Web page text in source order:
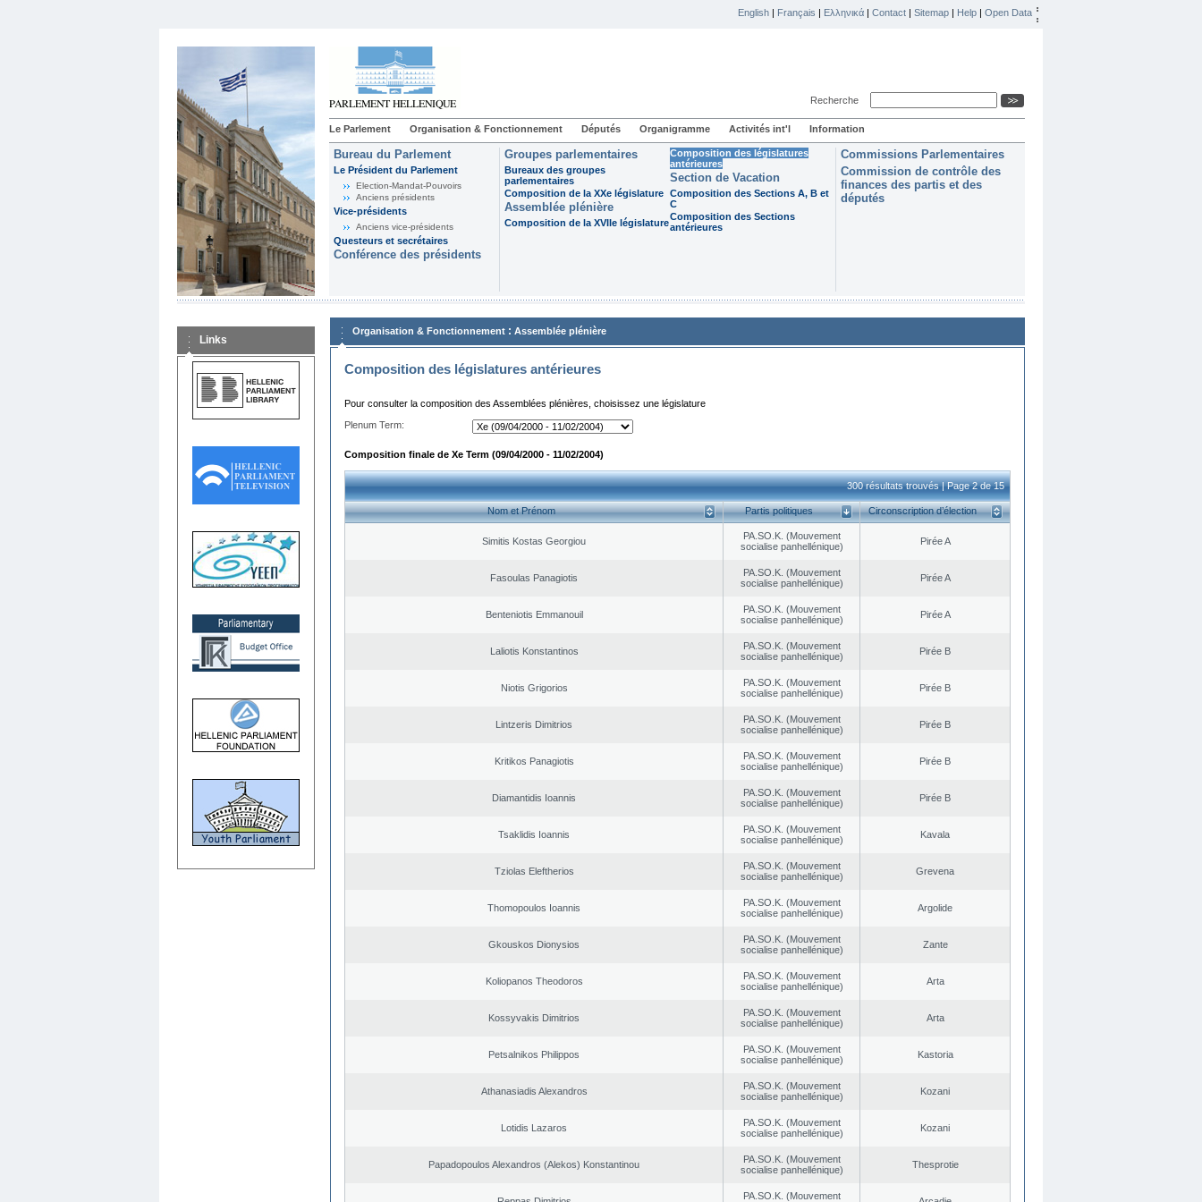
English | Français | Ελληνικά | Contact | Sitemap | Help | Open Data
Recherche
Le Parlement Organisation & Fonctionnement Députés Organigramme Activités int'l Information
Bureau du Parlement
Le Président du Parlement
Election-Mandat-Pouvoirs
Anciens présidents
Vice-présidents
Anciens vice-présidents
Questeurs et secrétaires
Conférence des présidents
Groupes parlementaires
Bureaux des groupes
parlementaires
Composition de la XXe législature
Assemblée plénière
Composition de la XVIIe législature
Composition des législatures
antérieures
Section de Vacation
Composition des Sections A, B et
C
Composition des Sections
antérieures
Commissions Parlementaires
Commission de contrôle des
finances des partis et des
députés
Links
Organisation & Fonctionnement : Assemblée plénière
Composition des législatures antérieures
Pour consulter la composition des Assemblées plénières, choisissez une législature
Plenum Term:
Composition finale de Xe Term (09/04/2000 - 11/02/2004)
300 résultats trouvés | Page 2 de 15
Nom et Prénom Partis politiques Circonscription d’élection
Simitis Kostas Georgiou
PA.SO.K. (Mouvement
socialise panhellénique)
Pirée A
Fasoulas Panagiotis
PA.SO.K. (Mouvement
socialise panhellénique)
Pirée A
Benteniotis Emmanouil
PA.SO.K. (Mouvement
socialise panhellénique)
Pirée A
Laliotis Konstantinos
PA.SO.K. (Mouvement
socialise panhellénique)
Pirée B
Niotis Grigorios
PA.SO.K. (Mouvement
socialise panhellénique)
Pirée B
Lintzeris Dimitrios
PA.SO.K. (Mouvement
socialise panhellénique)
Pirée B
Kritikos Panagiotis
PA.SO.K. (Mouvement
socialise panhellénique)
Pirée B
Diamantidis Ioannis
PA.SO.K. (Mouvement
socialise panhellénique)
Pirée B
Tsaklidis Ioannis
PA.SO.K. (Mouvement
socialise panhellénique)
Kavala
Tziolas Eleftherios
PA.SO.K. (Mouvement
socialise panhellénique)
Grevena
Thomopoulos Ioannis
PA.SO.K. (Mouvement
socialise panhellénique)
Argolide
Gkouskos Dionysios
PA.SO.K. (Mouvement
socialise panhellénique)
Zante
Koliopanos Theodoros
PA.SO.K. (Mouvement
socialise panhellénique)
Arta
Kossyvakis Dimitrios
PA.SO.K. (Mouvement
socialise panhellénique)
Arta
Petsalnikos Philippos
PA.SO.K. (Mouvement
socialise panhellénique)
Kastoria
Athanasiadis Alexandros
PA.SO.K. (Mouvement
socialise panhellénique)
Kozani
Lotidis Lazaros
PA.SO.K. (Mouvement
socialise panhellénique)
Kozani
Papadopoulos Alexandros (Alekos) Konstantinou
PA.SO.K. (Mouvement
socialise panhellénique)
Thesprotie
PA.SO.K. (Mouvement